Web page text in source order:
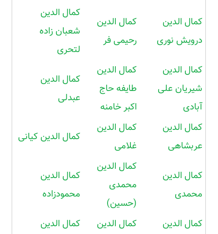
کمال الدین
درویش نوری
کمال الدین
رحیمی فر
کمال الدین
شعبان زاده
لتحری
کمال الدین
شیریان علی
آبادی
کمال الدین
طایفه حاج
اکبر خامنه
کمال الدین
عبدلی
کمال الدین
عربشاهی
کمال الدین
غلامی
کمال الدین کیانی
کمال الدین
محمدی
کمال الدین
محمدی
(حسین)
کمال الدین
محمودزاده
کمال الدین
کمال الدین
کمال الدین